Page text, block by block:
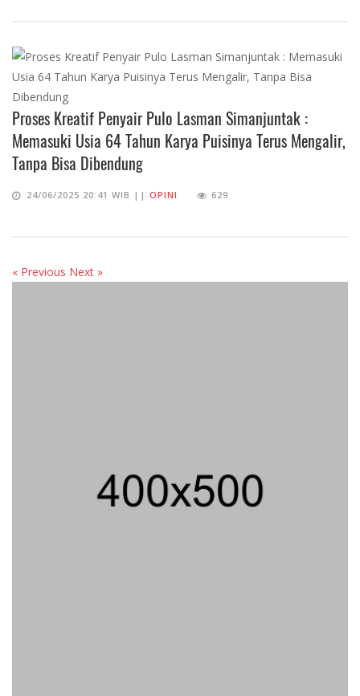
Proses Kreatif Penyair Pulo Lasman Simanjuntak :
Memasuki Usia 64 Tahun Karya Puisinya Terus Mengalir,
Tanpa Bisa Dibendung
24/06/2025 20:41 WIB || OPINI 629
« Previous Next »